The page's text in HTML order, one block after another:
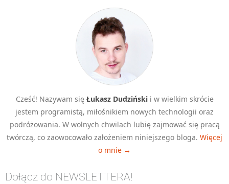
DEV
C++
Elementarz Java
Pascal
WEB
.htaccess
HTML 5
CSS 3
JavaScript
Django
PHP
Cześć! Nazywam się Łukasz Dudzińskii w wielkim skrócie
jestem programistą, miłośnikiem nowych technologii oraz
podróżowania. W wolnych chwilach lubię zajmować się pracą
twórczą, co zaowocowało założeniem niniejszego bloga. Więcej
o mnie →
Dołącz do NEWSLETTERA!